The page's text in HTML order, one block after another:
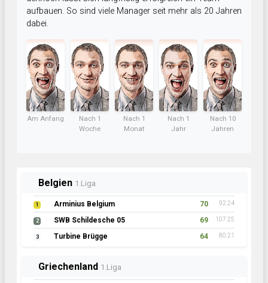
aufbauen. So sind viele Manager seit mehr als 20 Jahren
dabei.
Am Anfang
Nach 1
Woche
Nach 1
Monat
Nach 1
Jahr
Nach 10
Jahren
Belgien 1.Liga
1 Arminius Belgium 70 92:24
2 SWB Schildesche 05 69 107:25
3 Turbine Brügge 64 80:21
Griechenland 1.Liga